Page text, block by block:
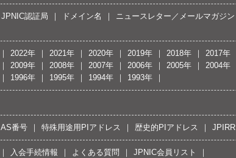
JPNIC認証局 ドメイン名 ニュースレター／メールマガジン
2022年 2021年 2020年 2019年 2018年 2017年
2009年 2008年 2007年 2006年 2005年 2004年
1996年 1995年 1994年 1993年
AS番号 特殊用途用PIアドレス 歴史的PIアドレス JPIRR
入会手続情報 よくある質問 JPNIC会員リスト